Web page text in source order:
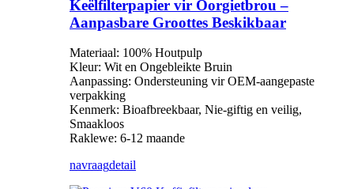
Keëlfilterpapier vir Oorgietbrou –
Aanpasbare Groottes Beskikbaar
Materiaal: 100% Houtpulp
Kleur: Wit en Ongebleikte Bruin
Aanpassing: Ondersteuning vir OEM-aangepaste
verpakking
Kenmerk: Bioafbreekbaar, Nie-giftig en veilig,
Smaakloos
Raklewe: 6-12 maande
navraagdetail